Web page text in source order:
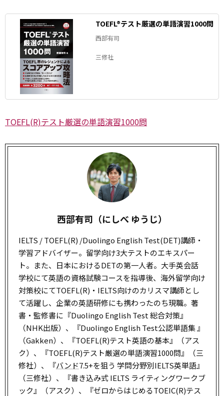
TOEFL®テスト厳選の単語演習1000問
西部有司
三修社
TOEFL(R)テスト厳選の単語演習1000問
西部有司（にしべ ゆうじ）
IELTS / TOEFL(R) /Duolingo English Test(DET)講師・
学習アドバイザー。留学向け3大テストのエキスパー
ト。また、日本におけるDETの第一人者。大手英会話
学校にて英語の資格試験コースを指導後、海外留学向け
対策校にてTOEFL(R)・IELTS向けのカリスマ講師とし
て活躍し、企業の英語研修にも携わったのち現職。著
書・監修書に『Duolingo English Test 総合対策』
（NHK出版）、『Duolingo English Test公認単語集 』
（Gakken）、『TOEFL(R)テスト英語の基本』（アス
ク）、『TOEFL(R)テスト厳選の単語演習1000問』（三
修社）、『バンド7.5+を狙う 学問分野別IELTS英単語』
（三修社）、『書き込み式 IELTS ライティングワークブ
ック』（アスク）、『ゼロからはじめるTOEIC(R)テス